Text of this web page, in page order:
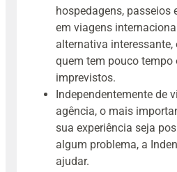
hospedagens, passeios
em viagens
alternativa interessante,
quem tem pouco tempo
imprevistos.
Independentemente de
agência, o mais
sua experiência seja
algum problema, a
ajudar.